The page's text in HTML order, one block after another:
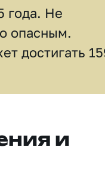
года. Не
опасным.
достигать
и